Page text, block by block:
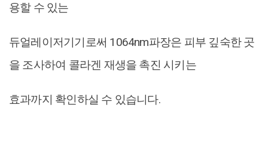
용할 수 있는
듀얼레이저기기로써 1064nm파장은 피부 깊숙한 곳
을 조사하여 콜라겐 재생을 촉진 시키는
효과까지 확인하실 수 있습니다.